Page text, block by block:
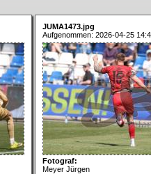
JUMA1473.jpg
Aufgenommen: 2026-04-25
Fotograf:
Meyer Jürgen